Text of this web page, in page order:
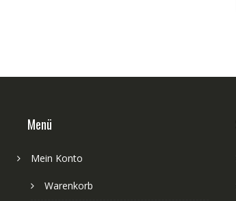
Menü
Mein Konto
Warenkorb